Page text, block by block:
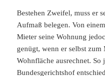
Bestehen Zweifel, muss er
Aufmaß belegen. Von
Mieter seine Wohnung
genügt, wenn er selbst
Wohnfläche ausrechnet. So
Bundesgerichtshof